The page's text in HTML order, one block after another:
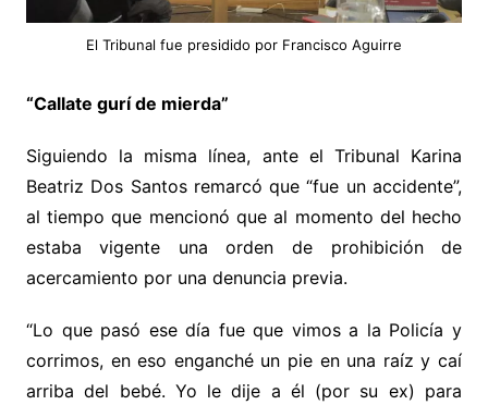
El Tribunal fue presidido por Francisco Aguirre
“Callate gurí de mierda”
Siguiendo la misma línea, ante el Tribunal Karina
Beatriz Dos Santos remarcó que “fue un accidente”,
al tiempo que mencionó que al momento del hecho
estaba vigente una orden de prohibición de
acercamiento por una denuncia previa.
“Lo que pasó ese día fue que vimos a la Policía y
corrimos, en eso enganché un pie en una raíz y caí
arriba del bebé. Yo le dije a él (por su ex) para